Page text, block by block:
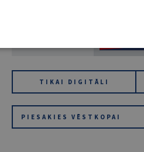
TIKAI DIGITĀLI
PIESAKIES VĒSTKOPAI